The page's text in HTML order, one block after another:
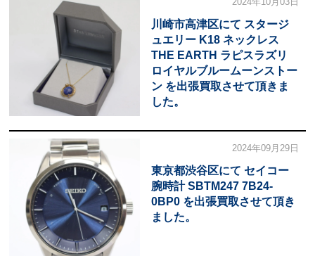
川崎市高津区にて スタージ
ュエリー K18 ネックレス
THE EARTH ラピスラズリ
ロイヤルブルームーンストー
ン を出張買取させて頂きま
した。
2024年09月29日
東京都渋谷区にて セイコー
腕時計 SBTM247 7B24-
0BP0 を出張買取させて頂き
ました。